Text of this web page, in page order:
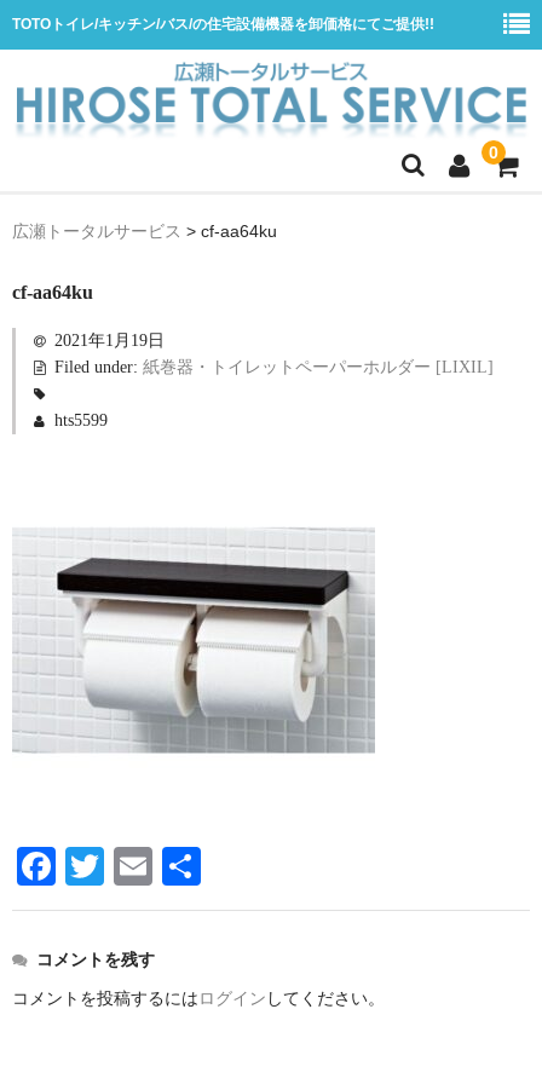
TOTOトイレ/キッチン/バス/の住宅設備機器を卸価格にてご提供!!
0
商品一覧
水栓
洗面所用自動水栓
洗面所用水栓
洗濯機用水栓
単水栓
止水栓
便座
ウォシュレット
小便器セット
広瀬トータルサービス > cf-aa64ku
cf-aa64ku
2021年1月19日
Filed under: 紙巻器・トイレットペーパーホルダー [LIXIL]
hts5599
F
a
c
e
b
T
wi
tt
er
E
m
ail
有
コメントを残す
コメントを投稿するには ログイン してください。